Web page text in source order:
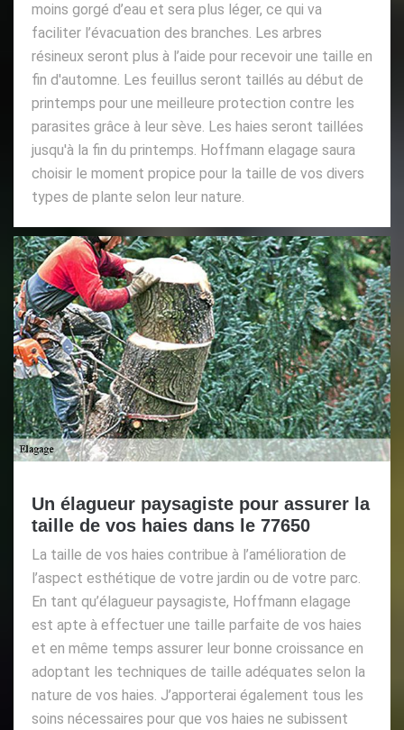
moins gorgé d’eau et sera plus léger, ce qui va
faciliter l’évacuation des branches. Les arbres
résineux seront plus à l’aide pour recevoir une taille en
fin d'automne. Les feuillus seront taillés au début de
printemps pour une meilleure protection contre les
parasites grâce à leur sève. Les haies seront taillées
jusqu'à la fin du printemps. Hoffmann elagage saura
choisir le moment propice pour la taille de vos divers
types de plante selon leur nature.
Un élagueur paysagiste pour assurer la
taille de vos haies dans le 77650
La taille de vos haies contribue à l’amélioration de
l’aspect esthétique de votre jardin ou de votre parc.
En tant qu’élagueur paysagiste, Hoffmann elagage
est apte à effectuer une taille parfaite de vos haies
et en même temps assurer leur bonne croissance en
adoptant les techniques de taille adéquates selon la
nature de vos haies. J’apporterai également tous les
soins nécessaires pour que vos haies ne subissent